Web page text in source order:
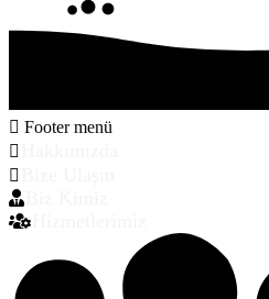
Footer menü